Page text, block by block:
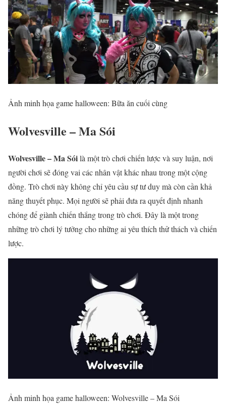
Ảnh minh họa game halloween: Bữa ăn cuối cùng
Wolvesville – Ma Sói
Wolvesville – Ma Sóilà một trò chơi chiến lược và suy luận, nơi
người chơi sẽ đóng vai các nhân vật khác nhau trong một cộng
đồng. Trò chơi này không chỉ yêu cầu sự tư duy mà còn cần khả
năng thuyết phục. Mọi người sẽ phải đưa ra quyết định nhanh
chóng để giành chiến thắng trong trò chơi. Đây là một trong
những trò chơi lý tưởng cho những ai yêu thích thử thách và chiến
lược.
Ảnh minh họa game halloween: Wolvesville – Ma Sói